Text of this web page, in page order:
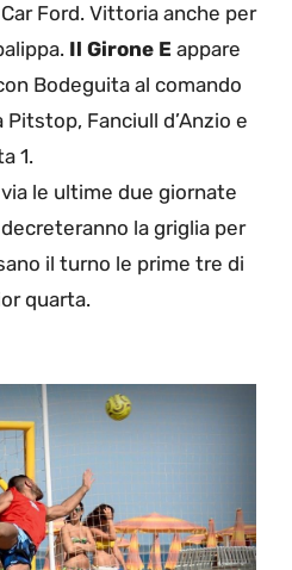
Ford. Vittoria anche per
Il Girone E appare
Bodeguita al comando
Fanciull d’Anzio e
1.
le ultime due giornate
la griglia per
il turno le prime tre di
quarta.